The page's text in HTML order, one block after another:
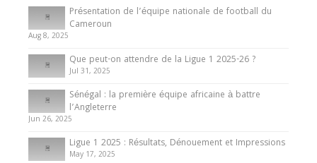
Tout ce que vous devez savoir sur la Coupe
d’Afrique des Nations
10 May 2024
Internationales
Présentation de l’équipe nationale de football
du Cameroun
8 August 2025
Présentation de l’équipe nationale de football du
Cameroun
Aug 8, 2025
Que peut-on attendre de la Ligue 1 2025-26 ?
Jul 31, 2025
Sénégal : la première équipe africaine à battre
l’Angleterre
Jun 26, 2025
Ligue 1 2025 : Résultats, Dénouement et Impressions
May 17, 2025